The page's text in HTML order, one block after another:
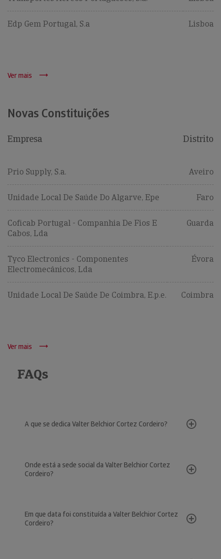
Edp Gem Portugal, S.a Lisboa
Ver mais
Novas Constituições
Empresa Distrito
Prio Supply, S.a. Aveiro
Unidade Local De Saúde Do Algarve, Epe Faro
Coficab Portugal - Companhia De Fios E
Cabos, Lda
Guarda
Tyco Electronics - Componentes
Electromecânicos, Lda
Évora
Unidade Local De Saúde De Coimbra, E.p.e. Coimbra
Ver mais
FAQs
A que se dedica Valter Belchior Cortez Cordeiro?
Onde está a sede social da Valter Belchior Cortez
Cordeiro?
Em que data foi constituída a Valter Belchior Cortez
Cordeiro?